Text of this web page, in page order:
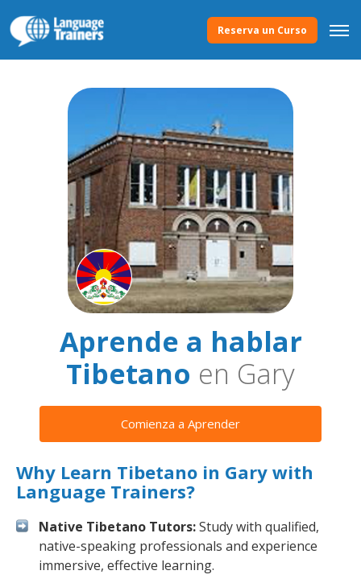
Reserva un Curso
Aprende a hablar
Tibetano en Gary
Comienza a Aprender
Why Learn Tibetano in Gary with
Language Trainers?
Native Tibetano Tutors:Study with qualified,
native-speaking professionals and experience
immersive, effective learning.